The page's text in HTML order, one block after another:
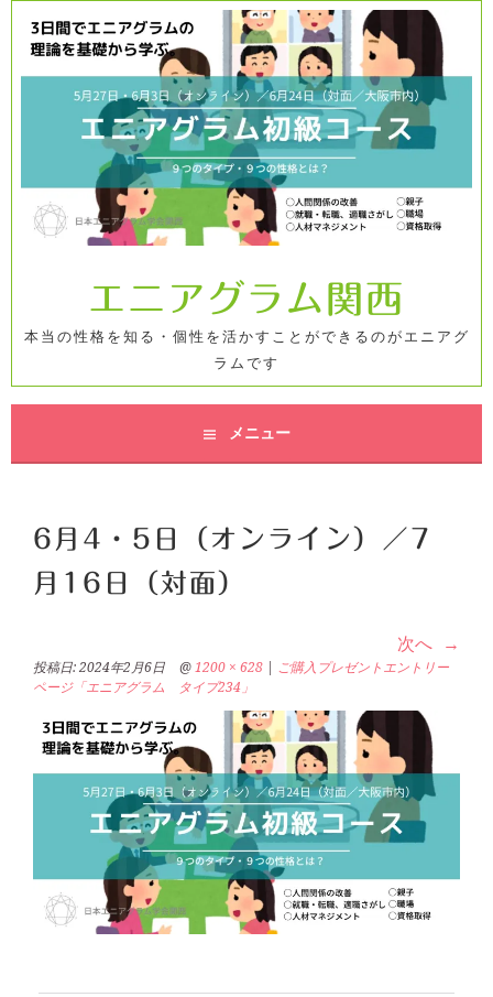
エニアグラム関西
本当の性格を知る・個性を活かすことができるのがエニアグ
ラムです
メニュー
6月4・5日（オンライン）／7
月16日（対面）
次へ
投稿日:2024年2月6日 @1200 × 628
ご購入プレゼントエントリー
ページ「エニアグラム タイプ234」